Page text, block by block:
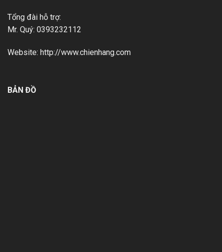
Tổng đài hỗ trợ:
Mr. Quý: 0393232112
Website: http://www.chienhang.com
BẢN ĐỒ